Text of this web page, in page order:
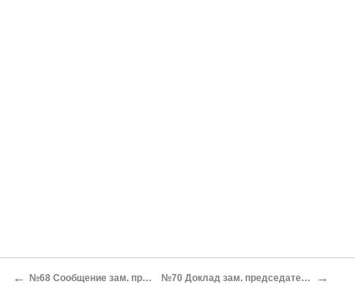
← №68 Сообщение зам. председателя РВС СССР М.В.Фрунзе «К итогам пленума Реввоенсовета Союза ССР» №70 Доклад зам. председателя РВС СССР М.В. Фрунзе в ЦК РКП(б) о пятилетней программе национального строительства в РККА →